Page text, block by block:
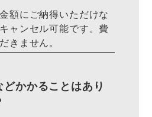
額にご納得いただけな
ャンセル可能です。費
きません。
どかかることはあり